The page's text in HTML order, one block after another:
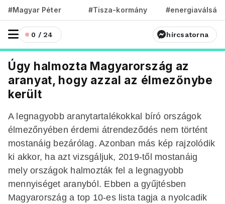
#Magyar Péter #Tisza-kormány #energiaválság
0 / 24 hírcsatorna
Úgy halmozta Magyarország az
aranyat, hogy azzal az élmezőnybe
került
A legnagyobb aranytartalékokkal bíró országok
élmezőnyében érdemi átrendeződés nem történt
mostanáig bezárólag. Azonban más kép rajzolódik
ki akkor, ha azt vizsgáljuk, 2019-től mostanáig
mely országok halmozták fel a legnagyobb
mennyiséget aranyból. Ebben a gyűjtésben
Magyarország a top 10-es lista tagja a nyolcadik